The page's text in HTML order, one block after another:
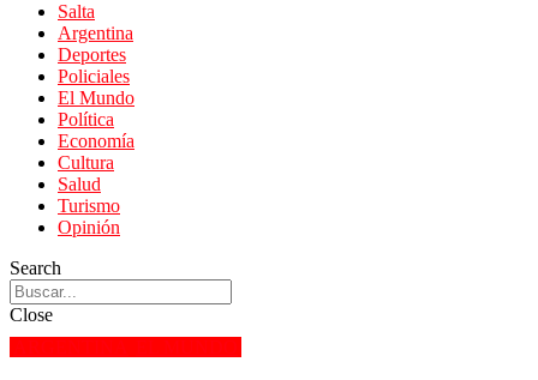
Salta
Argentina
Deportes
Policiales
El Mundo
Política
Economía
Cultura
Salud
Turismo
Opinión
Search
Close